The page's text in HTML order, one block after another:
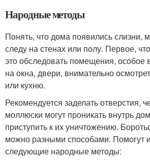
Народные методы
Понять, что дома появились слизни,
следу на стенах или полу. Первое,
это обследовать помещения, особое
на окна, двери, внимательно
или кухню.
Рекомендуется заделать отверстия,
моллюски могут проникать внутрь
приступить к их уничтожению.
можно разными способами. Помогут
следующие народные методы: